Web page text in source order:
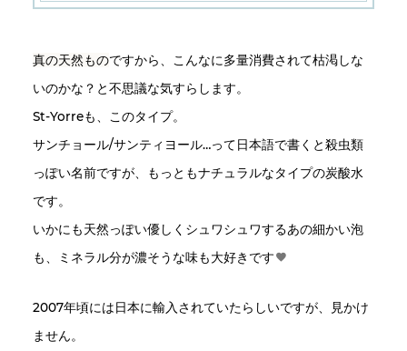
真の天然ものですから、こんなに多量消費されて枯渇しな
いのかな？と不思議な気すらします。
St-Yorreも、このタイプ。
サンチョール/サンティヨール…って日本語で書くと殺虫類
っぽい名前ですが、もっともナチュラルなタイプの炭酸水
です。
いかにも天然っぽい優しくシュワシュワするあの細かい泡
も、ミネラル分が濃そうな味も大好きです
2007年頃には日本に輸入されていたらしいですが、見かけ
ません。